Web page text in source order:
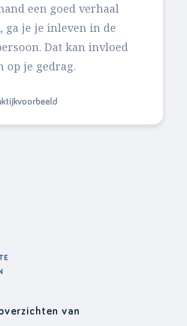
een goed verhaal
ga je je inleven in de
Dat kan invloed
op je gedrag.
van